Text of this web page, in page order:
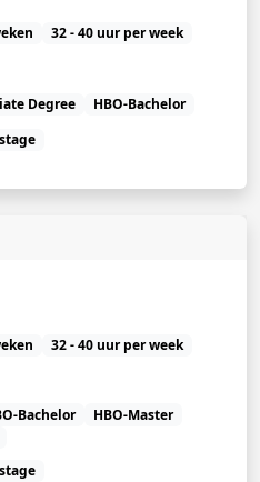
32 - 40 uur per week
Degree
HBO-Bachelor
32 - 40 uur per week
Bachelor
HBO-Master